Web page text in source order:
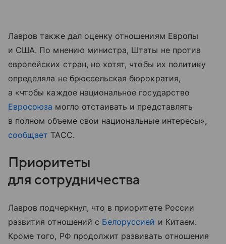
Лавров также дал оценку отношениям Европы
и США. По мнению министра, Штаты не против
европейских стран, но хотят, чтобы их политику
определяла не брюссельская бюрократия,
а «чтобы каждое национальное государство
Евросоюза могло отстаивать и представлять
в полном объеме свои национальные интересы»,
сообщает ТАСС.
Приоритеты
для сотрудничества
Лавров подчеркнул, что в приоритете России
развития отношений с Белоруссией и Китаем.
Кроме того, РФ продолжит развивать отношения